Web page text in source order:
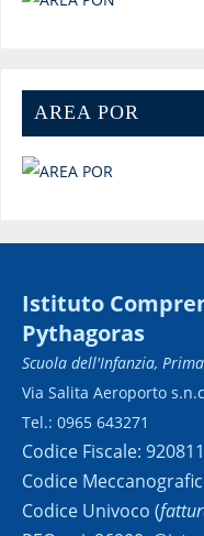
AREA POR
Istituto
Pythagoras
Scuola dell'Infanzia,
Via Salita Aeroporto
Tel.: 0965 643271
Codice Fiscale:
Codice
Codice Univoco (